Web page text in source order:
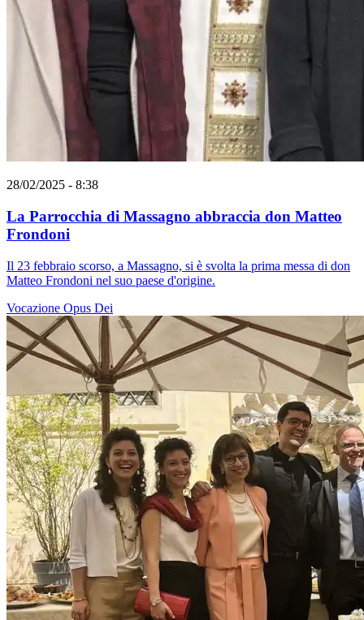
28/02/2025 - 8:38
La Parrocchia di Massagno abbraccia don Matteo
Frondoni
Il 23 febbraio scorso, a Massagno, si è svolta la prima messa di don
Matteo Frondoni nel suo paese d'origine.
Vocazione Opus Dei